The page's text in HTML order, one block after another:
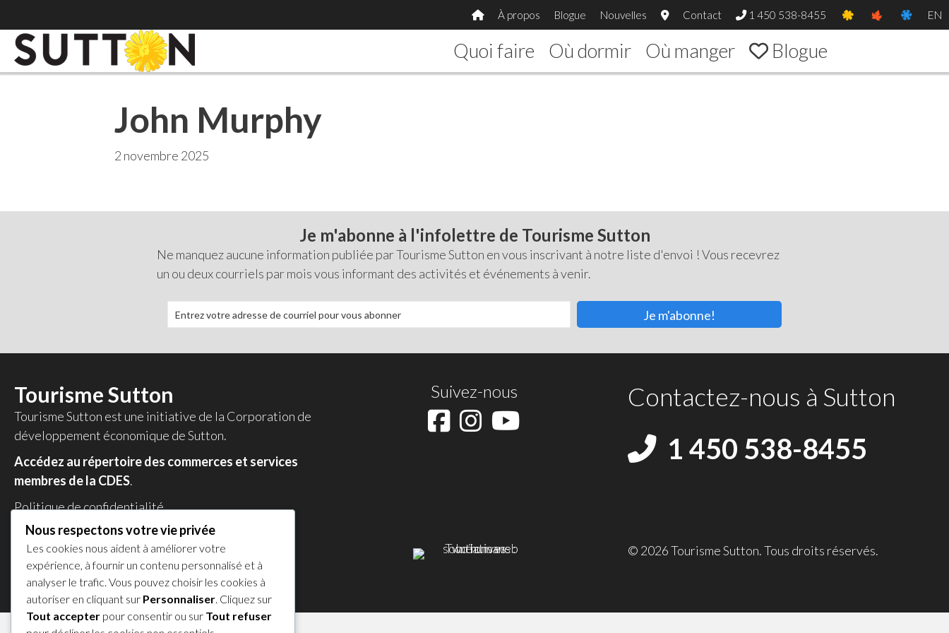
À propos Blogue Nouvelles Contact 1 450 538-8455 EN
Quoi faire Où dormir Où manger Blogue
John Murphy
2 novembre 2025
Je m'abonne à l'infolettre de Tourisme Sutton
Ne manquez aucune information publiée par Tourisme Sutton en vous inscrivant à notre liste d'envoi ! Vous recevrez
un ou deux courriels par mois vous informant des activités et événements à venir.
Je m'abonne!
Tourisme Sutton
Tourisme Sutton est une initiative de la Corporation de
développement économique de Sutton.
Accédez au répertoire des commerces et services
membres de la CDES.
Politique de confidentialité
Suivez-nous Contactez-nous à Sutton
1 450 538-8455
Partagez votre expérience !
𝕏
© 2026 Tourisme Sutton. Tous droits réservés.
Nous respectons votre vie privée
Les cookies nous aident à améliorer votre
expérience, à fournir un contenu personnalisé et à
analyser le trafic. Vous pouvez choisir les cookies à
autoriser en cliquant sur Personnaliser. Cliquez sur
Tout accepter pour consentir ou sur Tout refuser